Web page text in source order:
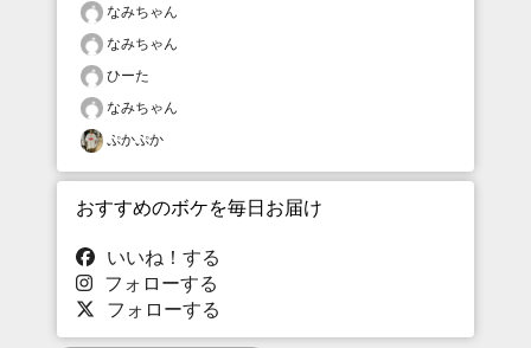
なみちゃん
なみちゃん
ひーた
なみちゃん
ぷかぷか
おすすめのボケを毎日お届け
いいね！する
フォローする
フォローする